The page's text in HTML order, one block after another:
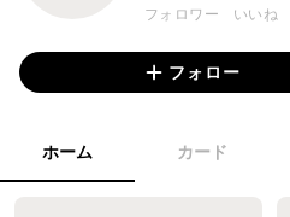
フォロワー いいね
フォロー
ホーム カード